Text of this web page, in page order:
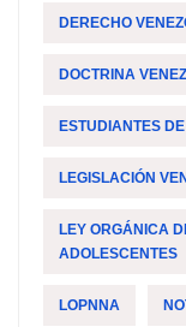
DERECHO
DOCTRINA
ESTUDIANTES
LEGISLACIÓN
LEY ORGÁNICA
ADOLESCENTES
LOPNNA